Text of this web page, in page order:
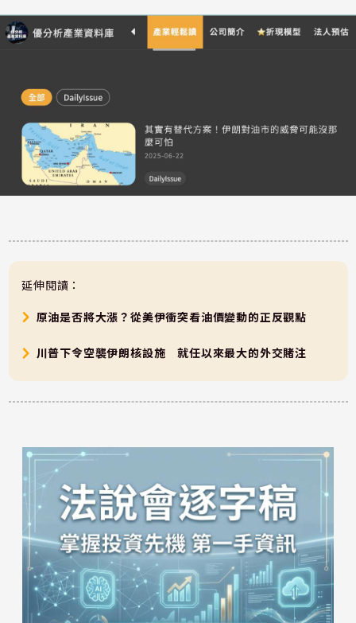
延伸閱讀：
原油是否將大漲？從美伊衝突看油價變動的正反觀點
川普下令空襲伊朗核設施 就任以來最大的外交賭注